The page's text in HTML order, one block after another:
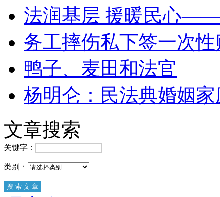
法润基层 援暖民心
务工摔伤私下签一次
鸭子、麦田和法官
杨明仑：民法典婚姻
文章搜索
关键字：
类别：